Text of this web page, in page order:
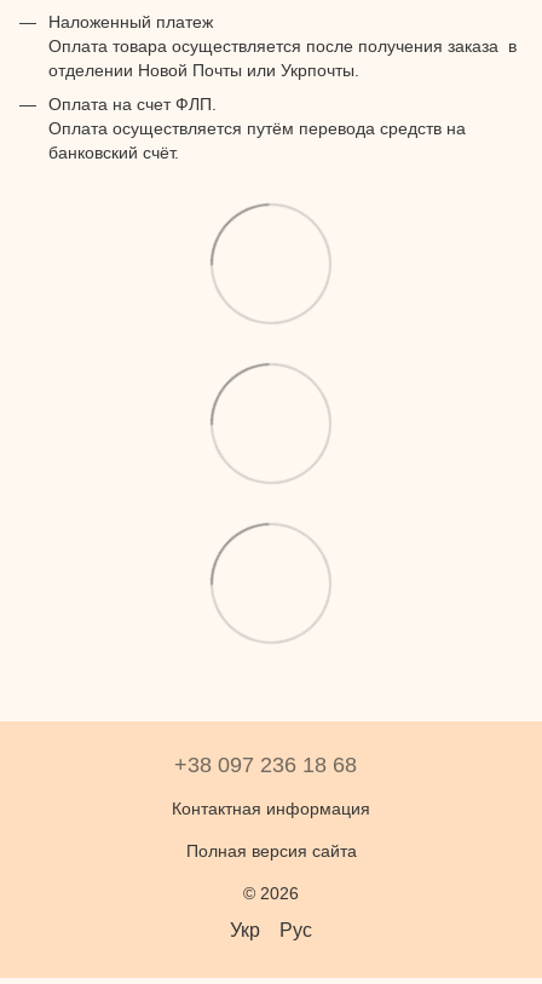
Наложенный платеж
Оплата товара осуществляется после получения заказа в
отделении Новой Почты или Укрпочты.
Оплата на счет ФЛП.
Оплата осуществляется путём перевода средств на
банковский счёт.
+38 097 236 18 68
Контактная информация
Полная версия сайта
© 2026
Укр Рус